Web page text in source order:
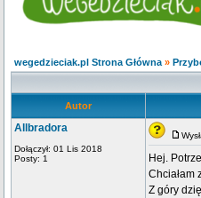
wegedzieciak.pl Strona Główna »
Autor
Allbradora
Dołączył: 01 Lis 2018
Posty: 1
Hej.
Chciałam
Z góry